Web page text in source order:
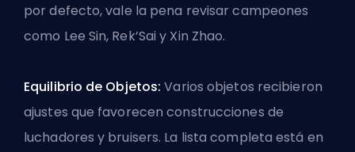
por defecto, vale la pena revisar campeones
como Lee Sin, Rek’Sai y Xin Zhao.
Equilibrio de Objetos: Varios objetos recibieron
ajustes que favorecen construcciones de
luchadores y bruisers. La lista completa está en